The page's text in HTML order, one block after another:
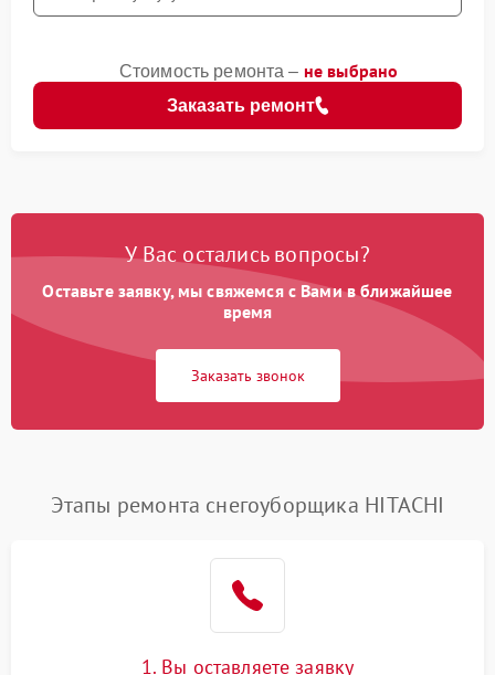
Заказать ремонт
Стоимость ремонта – не выбрано
У Вас остались вопросы?
Оставьте заявку, мы свяжемся с Вами в ближайшее
время
Заказать звонок
Этапы ремонта снегоуборщика HITACHI
1. Вы оставляете заявку